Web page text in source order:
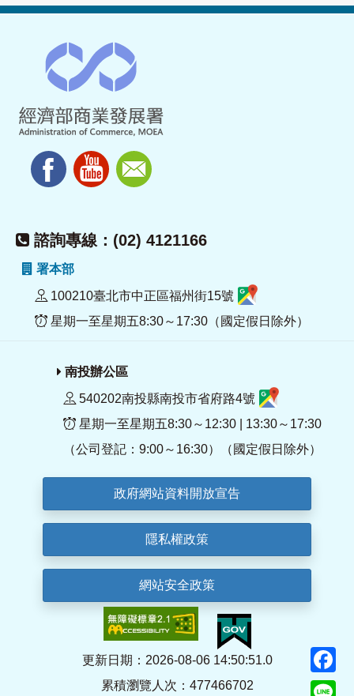
諮詢專線：(02) 4121166
署本部
100210臺北市中正區福州街15號
星期一至星期五8:30～17:30（國定假日除外）
南投辦公區
540202南投縣南投市省府路4號
星期一至星期五8:30～12:30 | 13:30～17:30
（公司登記：9:00～16:30）（國定假日除外）
政府網站資料開放宣告
隱私權政策
網站安全政策
更新日期：2026-08-06 14:50:51.0
累積瀏覽人次：477466702